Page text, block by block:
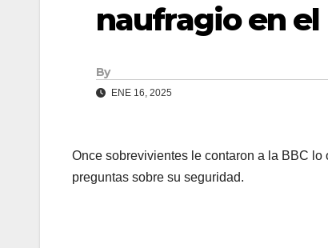
naufragio en el
By
ENE 16, 2025
Once sobrevivientes le contaron a la BBC
preguntas sobre su seguridad.